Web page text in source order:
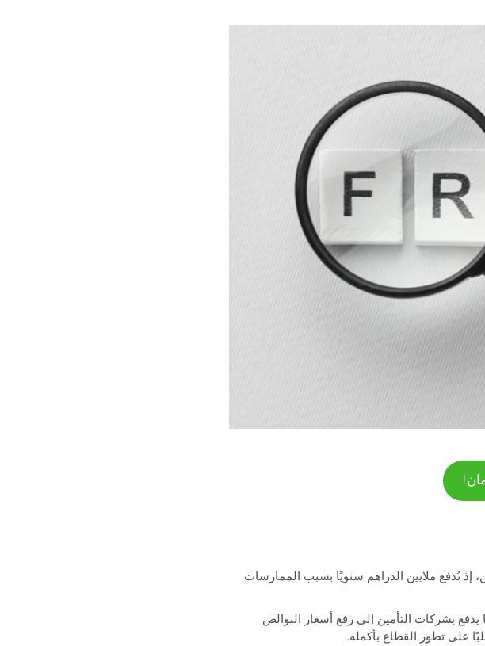
إذ تُدفع ملايين الدراهم سنويًا بسبب الممارسات
بشركات التأمين إلى رفع أسعار البوالص
على تطور القطاع بأكمله.